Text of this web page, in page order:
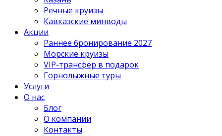
Речные круизы
Кавказские минводы
Акции
Раннее бронирование 2027
Морские круизы
VIP-трансфер в подарок
Горнолыжные туры
Услуги
О нас
Блог
О компании
Контакты